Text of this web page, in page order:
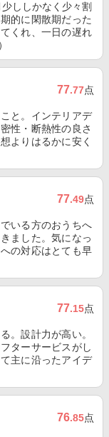
ししかなく少々割
的に閑散期だった
くれ、一日の遅れ
77.77点
と。インテリアデ
性・断熱性の良さ
よりはるかに安く
77.49点
いる方のおうちへ
ました。気になっ
の対応はとても早
77.15点
。設計力が高い。
ターサービスがし
主に沿ったアイデ
76.85点